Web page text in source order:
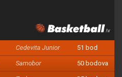
Cedevita Junior 51 bod
Samobor 50 bodova